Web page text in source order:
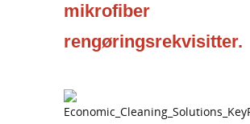
mikrofiber
rengøringsrekvisitter.